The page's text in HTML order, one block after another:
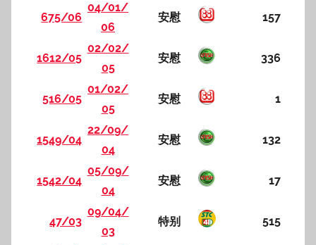
675/06
04/01/
06
安慰 157
1612/05
02/02/
05
安慰 336
516/05
01/02/
05
安慰 1
1549/04
22/09/
04
安慰 132
1542/04
05/09/
04
安慰 17
47/03
09/04/
03
特别 515